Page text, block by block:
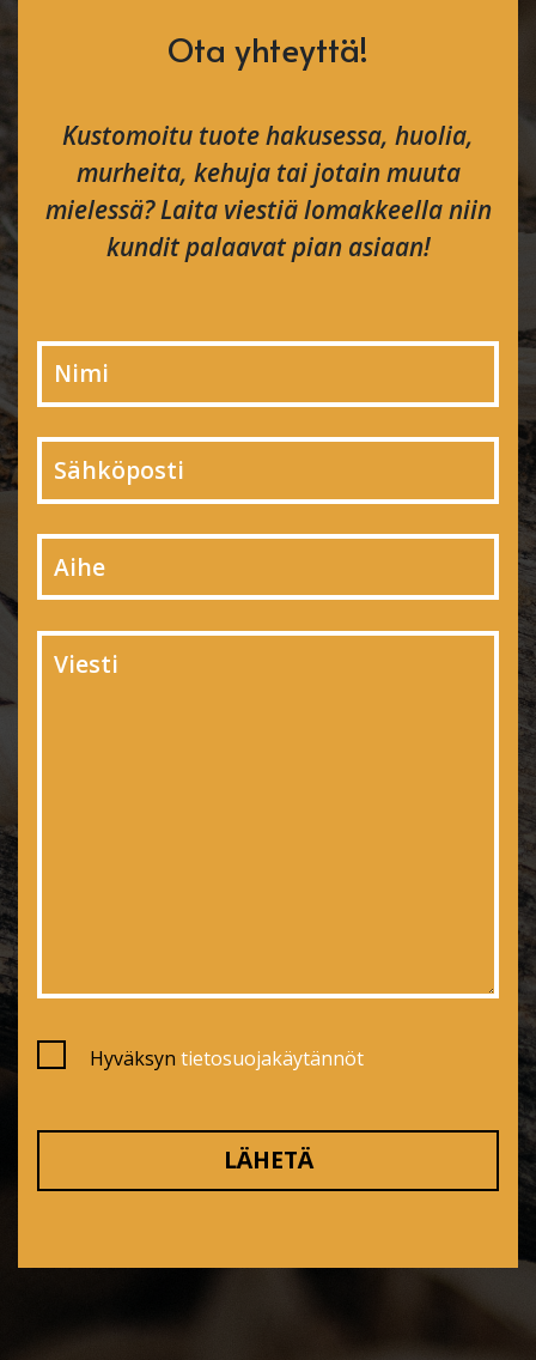
Ota yhteyttä!
Kustomoitu tuote hakusessa, huolia,
murheita, kehuja tai jotain muuta
mielessä? Laita viestiä lomakkeella niin
kundit palaavat pian asiaan!
Hyväksyn tietosuojakäytännöt